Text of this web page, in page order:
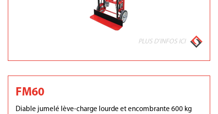
PLUS D'INFOS ICI
FM60
Diable jumelé lève-charge lourde et encombrante 600 kg